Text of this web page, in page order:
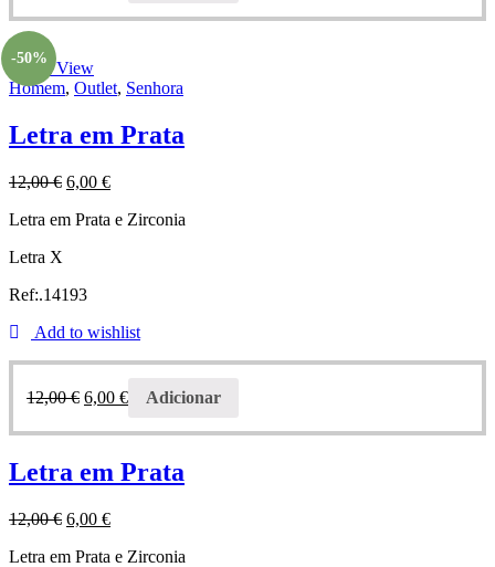
-50%
Quick View
Homem, Outlet, Senhora
Letra em Prata
12,00€ 6,00 €
Letra em Prata e Zirconia
Letra X
Ref:.14193
Add to wishlist
12,00€ 6,00 € Adicionar
Letra em Prata
12,00€ 6,00 €
Letra em Prata e Zirconia